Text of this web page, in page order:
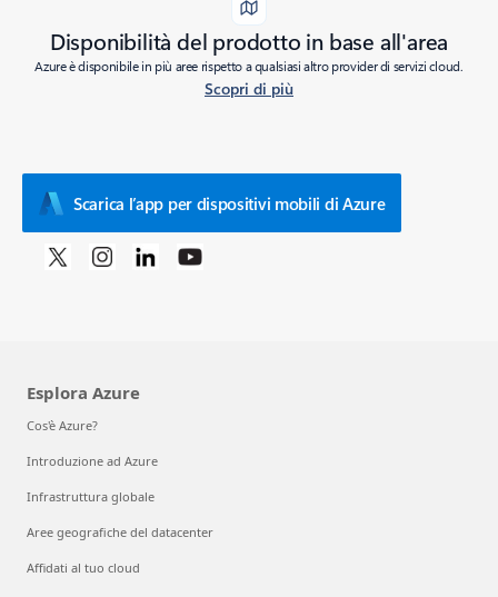
Disponibilità del prodotto in base all'area
Azure è disponibile in più aree rispetto a qualsiasi altro provider di servizi cloud.
Scopri di più
Scarica l’app per dispositivi mobili di Azure
Esplora Azure
Cos'è Azure?
Introduzione ad Azure
Infrastruttura globale
Aree geografiche del datacenter
Affidati al tuo cloud